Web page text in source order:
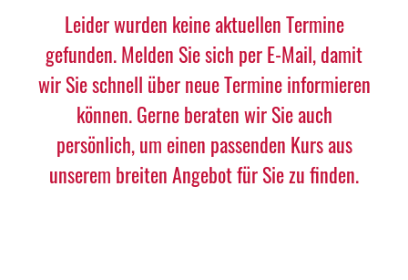
Leider wurden keine aktuellen Termine
gefunden. Melden Sie sich per E-Mail, damit
wir Sie schnell über neue Termine informieren
können. Gerne beraten wir Sie auch
persönlich, um einen passenden Kurs aus
unserem breiten Angebot für Sie zu finden.